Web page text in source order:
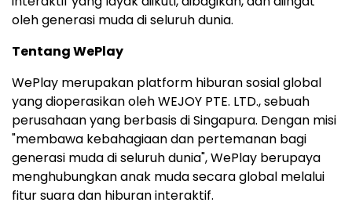
oleh generasi muda di seluruh dunia.
Tentang WePlay
WePlay merupakan platform hiburan sosial global
yang dioperasikan oleh WEJOY PTE. LTD., sebuah
perusahaan yang berbasis di Singapura. Dengan misi
"membawa kebahagiaan dan pertemanan bagi
generasi muda di seluruh dunia", WePlay berupaya
menghubungkan anak muda secara global melalui
fitur suara dan hiburan interaktif.